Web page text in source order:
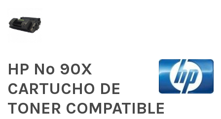
HP Nº 90X
CARTUCHO DE
TONER COMPATIBLE